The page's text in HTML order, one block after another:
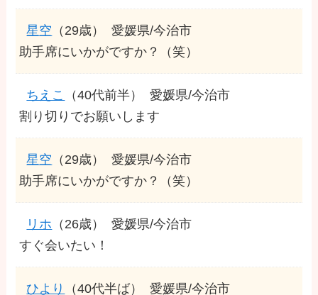
星空 （29歳）
愛媛県/今治市
助手席にいかがですか？（笑）
ちえこ （40代前半）
愛媛県/今治市
割り切りでお願いします
星空 （29歳）
愛媛県/今治市
助手席にいかがですか？（笑）
リホ （26歳）
愛媛県/今治市
すぐ会いたい！
ひより （40代半ば）
愛媛県/今治市